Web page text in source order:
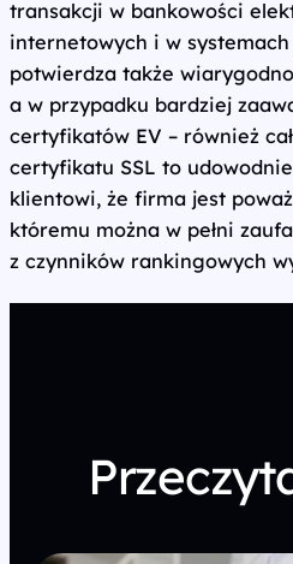
transakcji w bankowości
internetowych i w systemach
potwierdza także
a w przypadku bardziej
certyfikatów EV – również
certyfikatu SSL to
klientowi, że firma jest
któremu można w pełni
z czynników rankingowych